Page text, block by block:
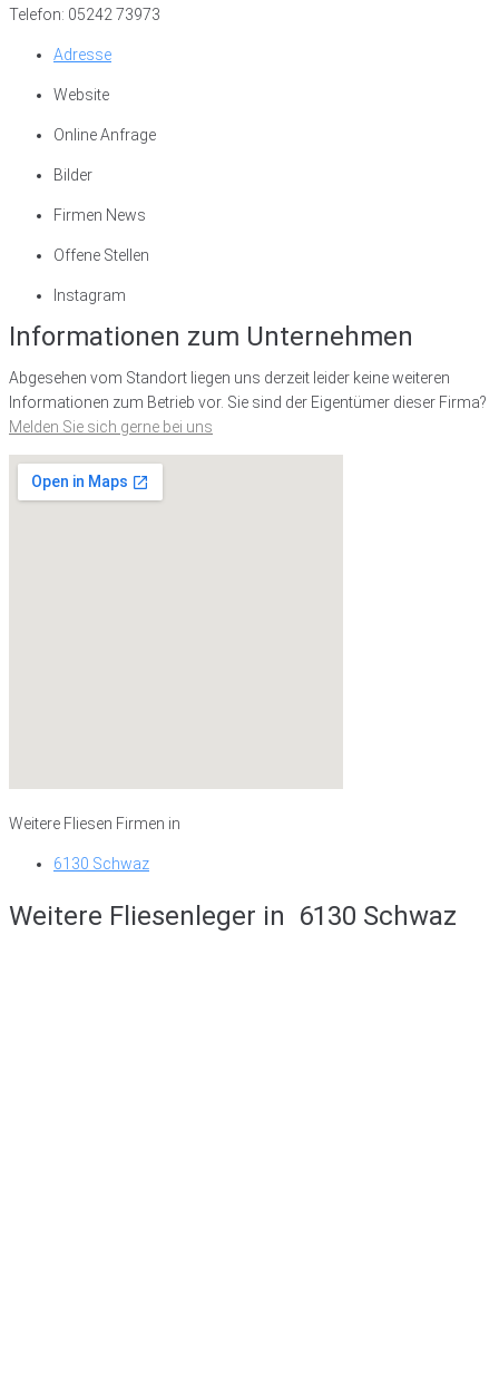
Telefon: 05242 73973
Adresse
Website
Online Anfrage
Bilder
Firmen News
Offene Stellen
Instagram
Informationen zum Unternehmen
Abgesehen vom Standort liegen uns derzeit leider keine weiteren
Informationen zum Betrieb vor. Sie sind der Eigentümer dieser Firma?
Melden Sie sich gerne bei uns
Weitere Fliesen Firmen in
6130 Schwaz
Weitere Fliesenleger in 6130 Schwaz